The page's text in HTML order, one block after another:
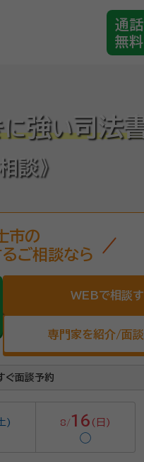
通話
無料
に強い司法
談》
市の
ご相談なら
WEBで相談
専門家を紹介/面
ぐ面談予約
) 8/16 (日)
◯